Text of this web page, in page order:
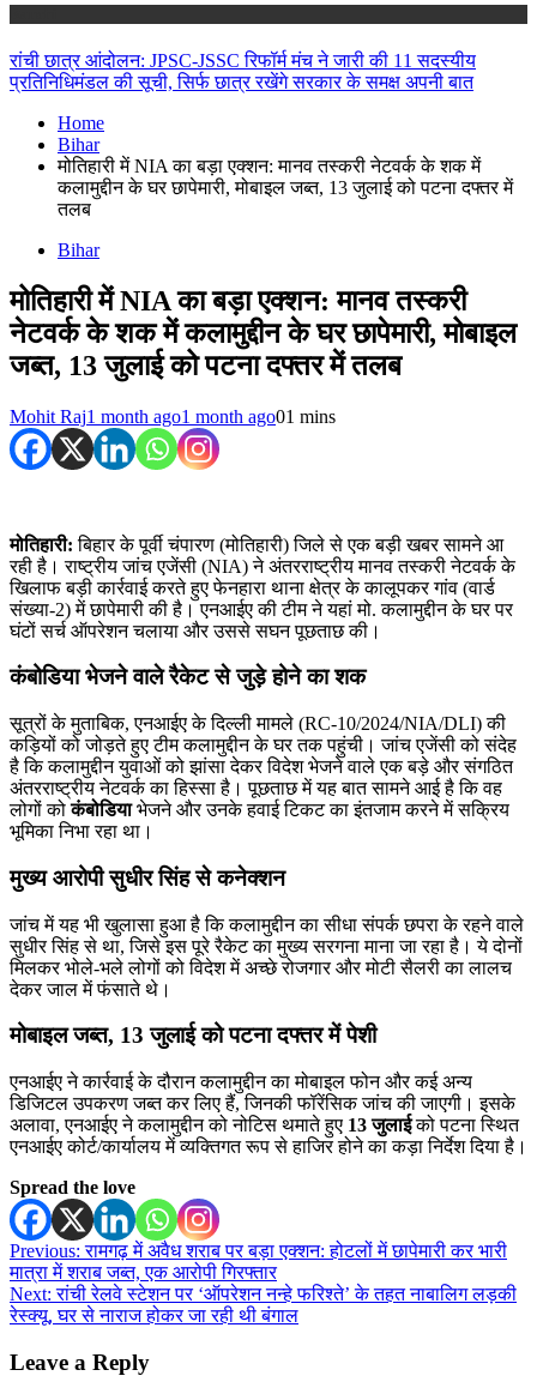
रांची छात्र आंदोलन: JPSC-JSSC रिफॉर्म मंच ने जारी की 11 सदस्यीय
प्रतिनिधिमंडल की सूची, सिर्फ छात्र रखेंगे सरकार के समक्ष अपनी बात
Home
Bihar
मोतिहारी में NIA का बड़ा एक्शन: मानव तस्करी नेटवर्क के शक में
कलामुद्दीन के घर छापेमारी, मोबाइल जब्त, 13 जुलाई को पटना दफ्तर में
तलब
Bihar
मोतिहारी में NIA का बड़ा एक्शन: मानव तस्करी
नेटवर्क के शक में कलामुद्दीन के घर छापेमारी, मोबाइल
जब्त, 13 जुलाई को पटना दफ्तर में तलब
Mohit Raj1 month ago1 month ago01 mins
मोतिहारी: बिहार के पूर्वी चंपारण (मोतिहारी) जिले से एक बड़ी खबर सामने आ
रही है। राष्ट्रीय जांच एजेंसी (NIA) ने अंतरराष्ट्रीय मानव तस्करी नेटवर्क के
खिलाफ बड़ी कार्रवाई करते हुए फेनहारा थाना क्षेत्र के कालूपकर गांव (वार्ड
संख्या-2) में छापेमारी की है। एनआईए की टीम ने यहां मो. कलामुद्दीन के घर पर
घंटों सर्च ऑपरेशन चलाया और उससे सघन पूछताछ की।
कंबोडिया भेजने वाले रैकेट से जुड़े होने का शक
सूत्रों के मुताबिक, एनआईए के दिल्ली मामले (RC-10/2024/NIA/DLI) की
कड़ियों को जोड़ते हुए टीम कलामुद्दीन के घर तक पहुंची। जांच एजेंसी को संदेह
है कि कलामुद्दीन युवाओं को झांसा देकर विदेश भेजने वाले एक बड़े और संगठित
अंतरराष्ट्रीय नेटवर्क का हिस्सा है। पूछताछ में यह बात सामने आई है कि वह
लोगों कोकंबोडियाभेजने और उनके हवाई टिकट का इंतजाम करने में सक्रिय
भूमिका निभा रहा था।
मुख्य आरोपी सुधीर सिंह से कनेक्शन
जांच में यह भी खुलासा हुआ है कि कलामुद्दीन का सीधा संपर्क छपरा के रहने वाले
सुधीर सिंह से था, जिसे इस पूरे रैकेट का मुख्य सरगना माना जा रहा है। ये दोनों
मिलकर भोले-भले लोगों को विदेश में अच्छे रोजगार और मोटी सैलरी का लालच
देकर जाल में फंसाते थे।
मोबाइल जब्त, 13 जुलाई को पटना दफ्तर में पेशी
एनआईए ने कार्रवाई के दौरान कलामुद्दीन का मोबाइल फोन और कई अन्य
डिजिटल उपकरण जब्त कर लिए हैं, जिनकी फॉरेंसिक जांच की जाएगी। इसके
अलावा, एनआईए ने कलामुद्दीन को नोटिस थमाते हुए 13 जुलाईको पटना स्थित
एनआईए कोर्ट/कार्यालय में व्यक्तिगत रूप से हाजिर होने का कड़ा निर्देश दिया है।
Spread the love
Post
navigation
Previous: रामगढ़ में अवैध शराब पर बड़ा एक्शन: होटलों में छापेमारी कर भारी
मात्रा में शराब जब्त, एक आरोपी गिरफ्तार
Next: रांची रेलवे स्टेशन पर ‘ऑपरेशन नन्हे फरिश्ते’ के तहत नाबालिग लड़की
रेस्क्यू, घर से नाराज होकर जा रही थी बंगाल
Leave a Reply